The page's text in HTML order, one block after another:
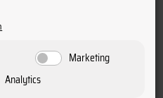
Marketing
Analytics